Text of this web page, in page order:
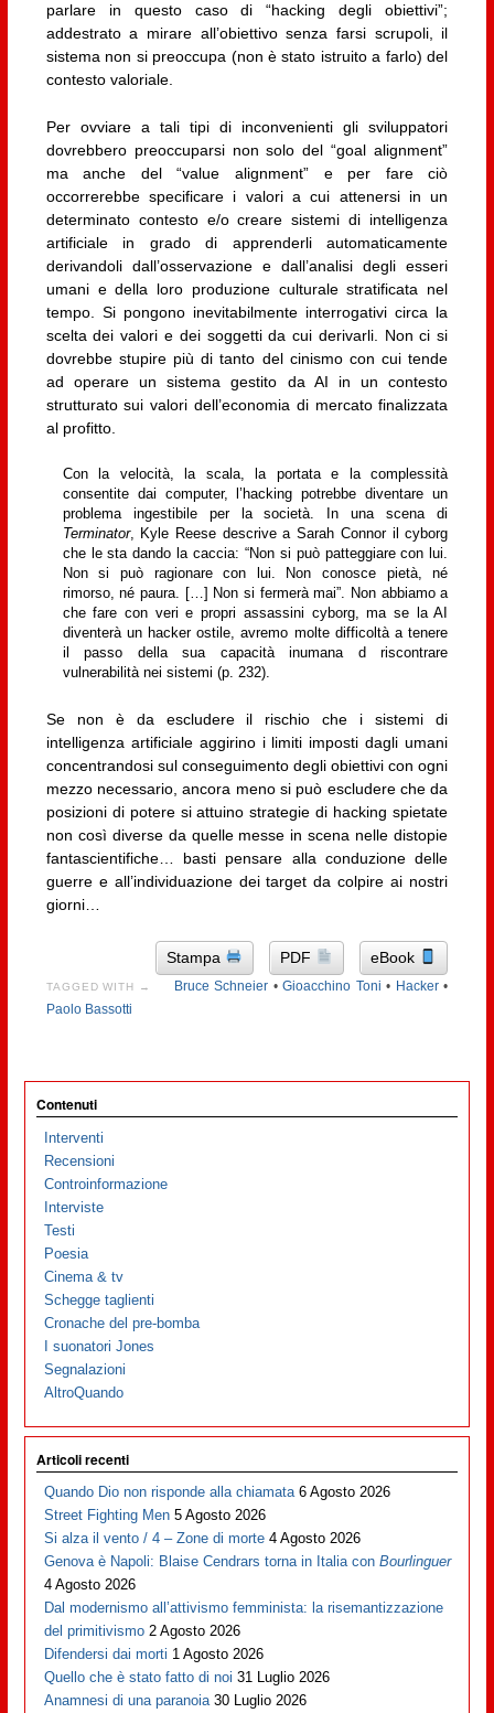
parlare in questo caso di “hacking degli obiettivi”;
addestrato a mirare all’obiettivo senza farsi scrupoli, il
sistema non si preoccupa (non è stato istruito a farlo) del
contesto valoriale.
Per ovviare a tali tipi di inconvenienti gli sviluppatori
dovrebbero preoccuparsi non solo del “goal alignment”
ma anche del “value alignment” e per fare ciò
occorrerebbe specificare i valori a cui attenersi in un
determinato contesto e/o creare sistemi di intelligenza
artificiale in grado di apprenderli automaticamente
derivandoli dall’osservazione e dall’analisi degli esseri
umani e della loro produzione culturale stratificata nel
tempo. Si pongono inevitabilmente interrogativi circa la
scelta dei valori e dei soggetti da cui derivarli. Non ci si
dovrebbe stupire più di tanto del cinismo con cui tende
ad operare un sistema gestito da AI in un contesto
strutturato sui valori dell’economia di mercato finalizzata
al profitto.
Con la velocità, la scala, la portata e la complessità
consentite dai computer, l’hacking potrebbe diventare un
problema ingestibile per la società. In una scena di
Terminator, Kyle Reese descrive a Sarah Connor il cyborg
che le sta dando la caccia: “Non si può patteggiare con lui.
Non si può ragionare con lui. Non conosce pietà, né
rimorso, né paura. […] Non si fermerà mai”. Non abbiamo a
che fare con veri e propri assassini cyborg, ma se la AI
diventerà un hacker ostile, avremo molte difficoltà a tenere
il passo della sua capacità inumana d riscontrare
vulnerabilità nei sistemi (p. 232).
Se non è da escludere il rischio che i sistemi di
intelligenza artificiale aggirino i limiti imposti dagli umani
concentrandosi sul conseguimento degli obiettivi con ogni
mezzo necessario, ancora meno si può escludere che da
posizioni di potere si attuino strategie di hacking spietate
non così diverse da quelle messe in scena nelle distopie
fantascientifiche… basti pensare alla conduzione delle
guerre e all’individuazione dei target da colpire ai nostri
giorni…
Stampa PDF eBook
TAGGED WITH → Bruce Schneier •Gioacchino Toni • Hacker•
Paolo Bassotti
Contenuti
Interventi
Recensioni
Controinformazione
Interviste
Testi
Poesia
Cinema & tv
Schegge taglienti
Cronache del pre-bomba
I suonatori Jones
Segnalazioni
AltroQuando
Articoli recenti
Quando Dio non risponde alla chiamata 6 Agosto 2026
Street Fighting Men 5 Agosto 2026
Si alza il vento / 4 – Zone di morte 4 Agosto 2026
Genova è Napoli: Blaise Cendrars torna in Italia conBourlinguer
4 Agosto 2026
Dal modernismo all’attivismo femminista: la risemantizzazione
del primitivismo 2 Agosto 2026
Difendersi dai morti 1 Agosto 2026
Quello che è stato fatto di noi 31 Luglio 2026
Anamnesi di una paranoia 30 Luglio 2026